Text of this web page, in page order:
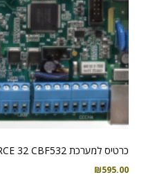
כרטיס למערכת FORCE 32 CBF532
₪595.00